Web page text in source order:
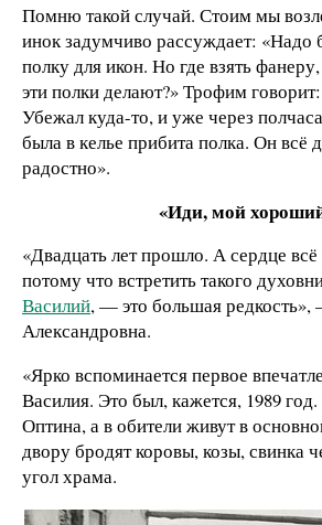
Помню такой случай. Стоим мы
инок задумчиво рассуждает: «Надо
полку для икон. Но где взять
эти полки делают?» Трофим
Убежал куда-то, и уже через
была в келье прибита полка. Он всё
радостно».
«Иди, мой
«Двадцать лет прошло. А сердце всё
потому что встретить такого
Василий, — это большая
Александровна.
«Ярко вспоминается первое
Василия. Это был, кажется, 1989
Оптина, а в обители живут в
двору бродят коровы, козы, свинка
угол храма.